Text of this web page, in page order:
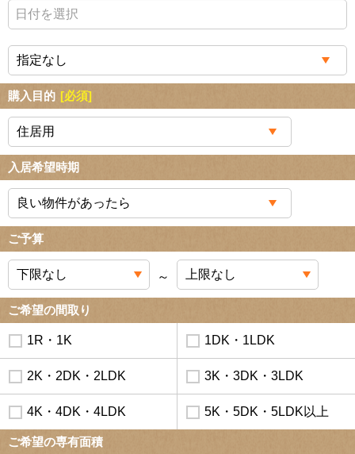
購入目的 [必須]
入居希望時期
ご予算
～
ご希望の間取り
1R・1K 1DK・1LDK
2K・2DK・2LDK 3K・3DK・3LDK
4K・4DK・4LDK 5K・5DK・5LDK以上
ご希望の専有面積